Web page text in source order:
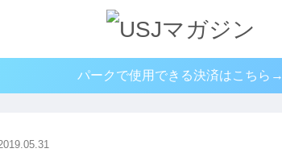
パークで使用できる決済はこちら→